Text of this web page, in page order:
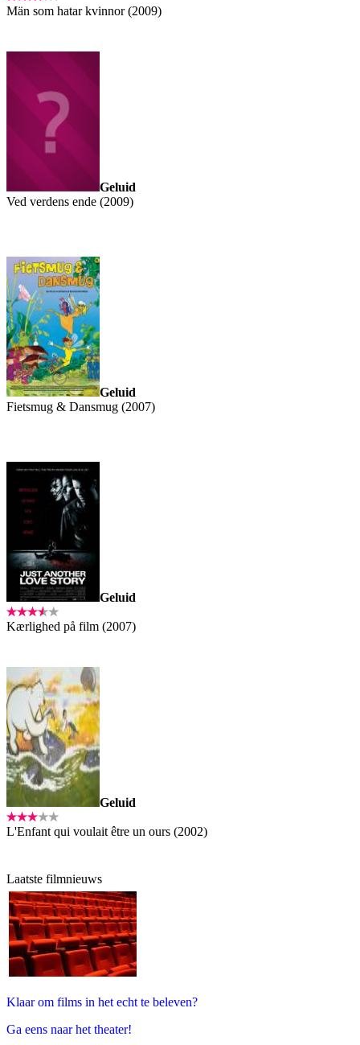
Män som hatar kvinnor (2009)
Geluid
Ved verdens ende (2009)
Geluid
Fietsmug & Dansmug (2007)
Geluid
Kærlighed på film (2007)
Geluid
L'Enfant qui voulait être un ours (2002)
Laatste filmnieuws
Klaar om films in het echt te beleven?
Ga eens naar het theater!